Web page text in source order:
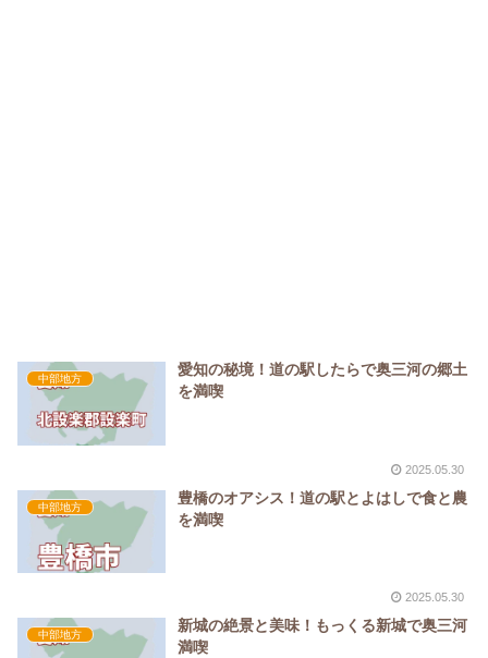
中部地方
愛知の秘境！道の駅したらで奥三河の郷土
を満喫
2025.05.30
中部地方
豊橋のオアシス！道の駅とよはしで食と農
を満喫
2025.05.30
中部地方
新城の絶景と美味！もっくる新城で奥三河
満喫